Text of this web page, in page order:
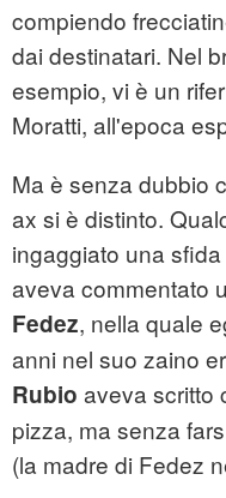
compiendo
dai destinatari. Nel
esempio, vi è un
Moratti, all'epoca
Ma è senza dubbio
ax si è distinto.
ingaggiato una
aveva commentato
Fedez, nella quale
anni nel suo zaino
Rubio aveva scritto
pizza, ma senza
(la madre di Fedez